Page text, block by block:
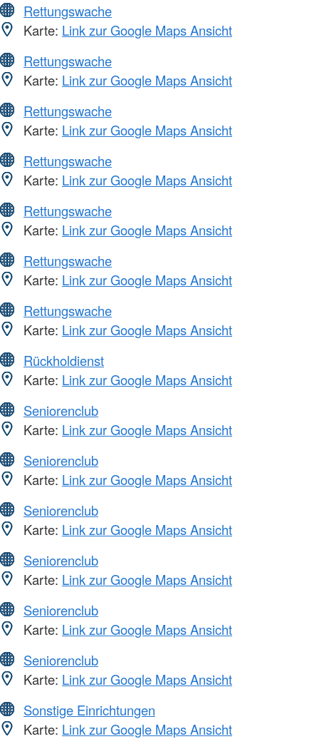
Rettungswache
Karte: Link zur Google Maps Ansicht
Rettungswache
Karte: Link zur Google Maps Ansicht
Rettungswache
Karte: Link zur Google Maps Ansicht
Rettungswache
Karte: Link zur Google Maps Ansicht
Rettungswache
Karte: Link zur Google Maps Ansicht
Rettungswache
Karte: Link zur Google Maps Ansicht
Rettungswache
Karte: Link zur Google Maps Ansicht
Rückholdienst
Karte: Link zur Google Maps Ansicht
Seniorenclub
Karte: Link zur Google Maps Ansicht
Seniorenclub
Karte: Link zur Google Maps Ansicht
Seniorenclub
Karte: Link zur Google Maps Ansicht
Seniorenclub
Karte: Link zur Google Maps Ansicht
Seniorenclub
Karte: Link zur Google Maps Ansicht
Seniorenclub
Karte: Link zur Google Maps Ansicht
Sonstige Einrichtungen
Karte: Link zur Google Maps Ansicht